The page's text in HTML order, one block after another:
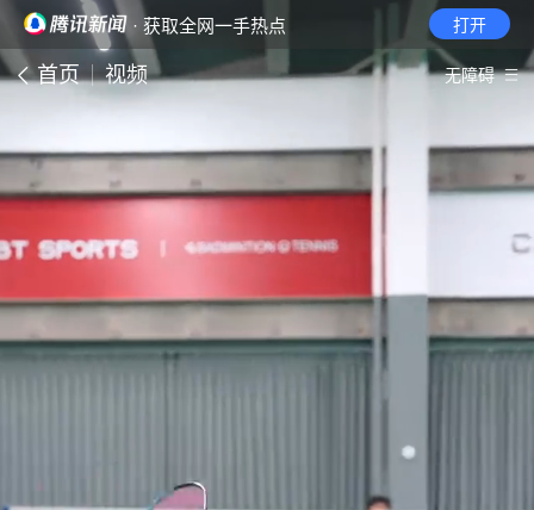
· 获取全网一手热点 打开
首页 视频 无障碍